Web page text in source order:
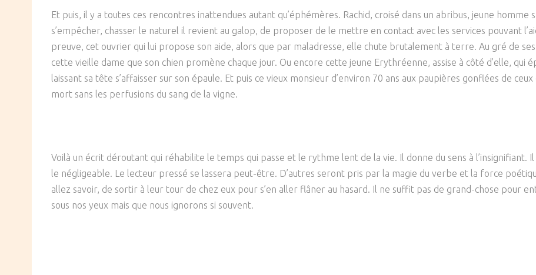
Et puis, il y a toutes ces rencontres inattendues autant qu’éphémères. Rachid, croisé dans un abribus, jeune homme
s’empêcher, chasser le naturel il revient au galop, de proposer de le mettre en contact avec les services pouvant
preuve, cet ouvrier qui lui propose son aide, alors que par maladresse, elle chute brutalement à terre. Au gré de
cette vieille dame que son chien promène chaque jour. Ou encore cette jeune Erythréenne, assise à côté d’elle, qui
laissant sa tête s’affaisser sur son épaule. Et puis ce vieux monsieur d’environ 70 ans aux paupières gonflées de
mort sans les perfusions du sang de la vigne.
Voilà un écrit déroutant qui réhabilite le temps qui passe et le rythme lent de la vie. Il donne du sens à l’insignifiant.
le négligeable. Le lecteur pressé se lassera peut-être. D’autres seront pris par la magie du verbe et la force
allez savoir, de sortir à leur tour de chez eux pour s’en aller flâner au hasard. Il ne suffit pas de grand-chose pour
sous nos yeux mais que nous ignorons si souvent.